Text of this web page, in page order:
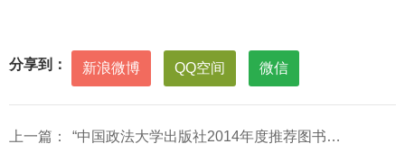
分享到： 新浪微博 QQ空间 微信
上一篇： “中国政法大学出版社2014年度推荐图书”出炉